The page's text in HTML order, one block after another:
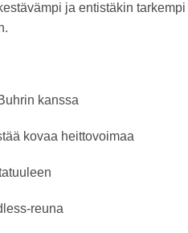
ja entistäkin tarkempi
kanssa
kovaa heittovoimaa
reuna